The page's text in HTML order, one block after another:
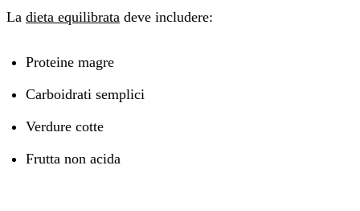
La dieta equilibrata deve includere:
Proteine magre
Carboidrati semplici
Verdure cotte
Frutta non acida